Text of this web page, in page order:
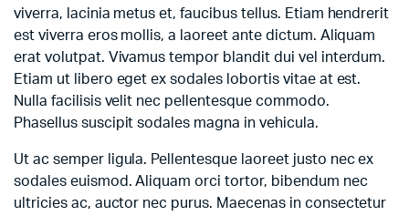
viverra, lacinia metus et, faucibus tellus. Etiam hendrerit
est viverra eros mollis, a laoreet ante dictum. Aliquam
erat volutpat. Vivamus tempor blandit dui vel interdum.
Etiam ut libero eget ex sodales lobortis vitae at est.
Nulla facilisis velit nec pellentesque commodo.
Phasellus suscipit sodales magna in vehicula.
Ut ac semper ligula. Pellentesque laoreet justo nec ex
sodales euismod. Aliquam orci tortor, bibendum nec
ultricies ac, auctor nec purus. Maecenas in consectetur